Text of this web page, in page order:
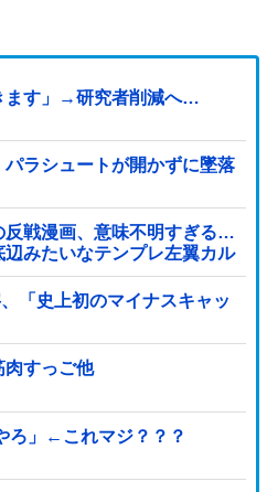
ます」→研究者削減へ…
パラシュートが開かずに墜落
反戦漫画、意味不明すぎる…
みたいなテンプレ左翼カル
くなってる」
「史上初のマイナスキャッ
肉すっご他
ろ」←これマジ？？？